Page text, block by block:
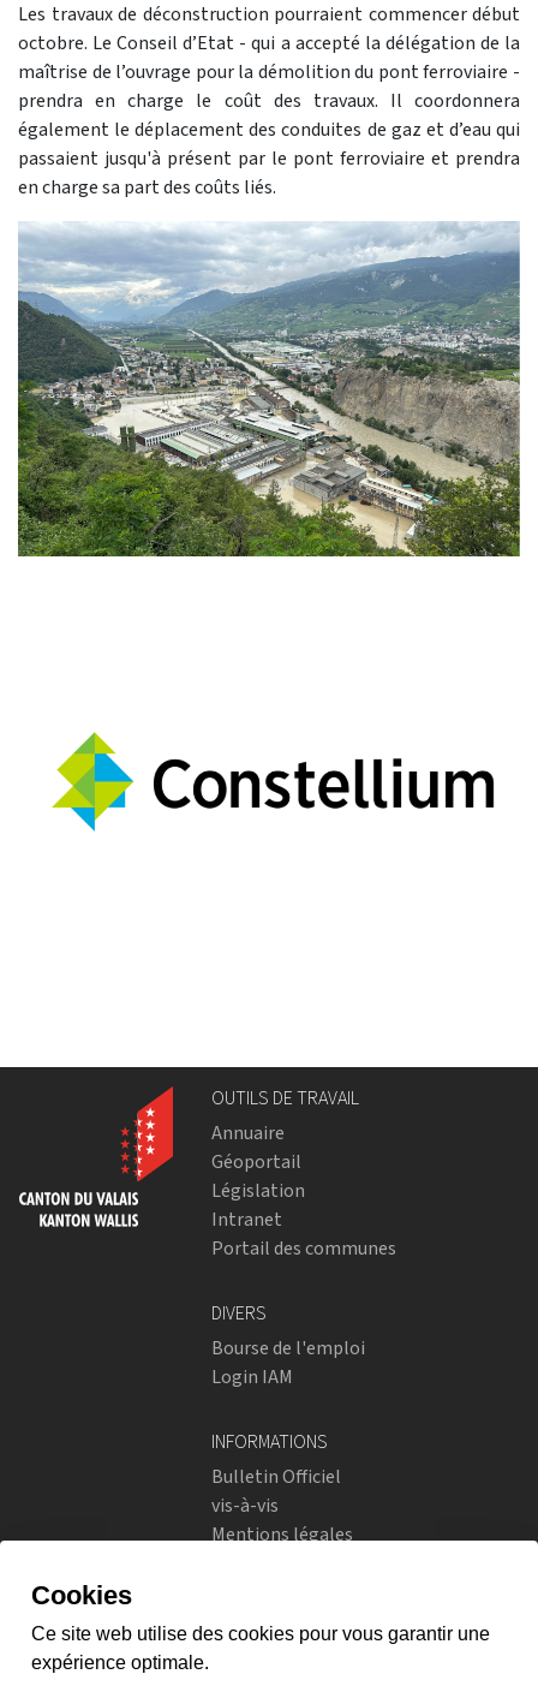
Les travaux de déconstruction pourraient commencer début
octobre. Le Conseil d’Etat - qui a accepté la délégation de la
maîtrise de l’ouvrage pour la démolition du pont ferroviaire -
prendra en charge le coût des travaux. Il coordonnera
également le déplacement des conduites de gaz et d’eau qui
passaient jusqu'à présent par le pont ferroviaire et prendra
en charge sa part des coûts liés.
OUTILS DE TRAVAIL
Annuaire
Géoportail
Législation
Intranet
Portail des communes
DIVERS
Bourse de l'emploi
Login IAM
INFORMATIONS
Bulletin Officiel
vis-à-vis
Mentions légales